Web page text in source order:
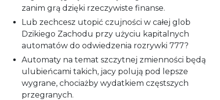
zanim grą dzięki rzeczywiste finanse.
Lub zechcesz utopić czujności w całej glob
Dzikiego Zachodu przy użyciu kapitalnych
automatów do odwiedzenia rozrywki 777?
Automaty na temat szczytnej zmienności będą
ulubieńcami takich, jacy polują pod lepsze
wygrane, chociażby wydatkiem częstszych
przegranych.